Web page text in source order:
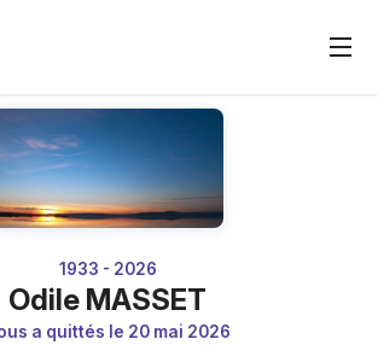
1933 - 2026
Odile MASSET
a quittés le 20 mai 2026